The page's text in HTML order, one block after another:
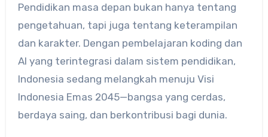
Pendidikan masa depan bukan hanya tentang
pengetahuan, tapi juga tentang keterampilan
dan karakter. Dengan pembelajaran koding dan
AI yang terintegrasi dalam sistem pendidikan,
Indonesia sedang melangkah menuju Visi
Indonesia Emas 2045—bangsa yang cerdas,
berdaya saing, dan berkontribusi bagi dunia.